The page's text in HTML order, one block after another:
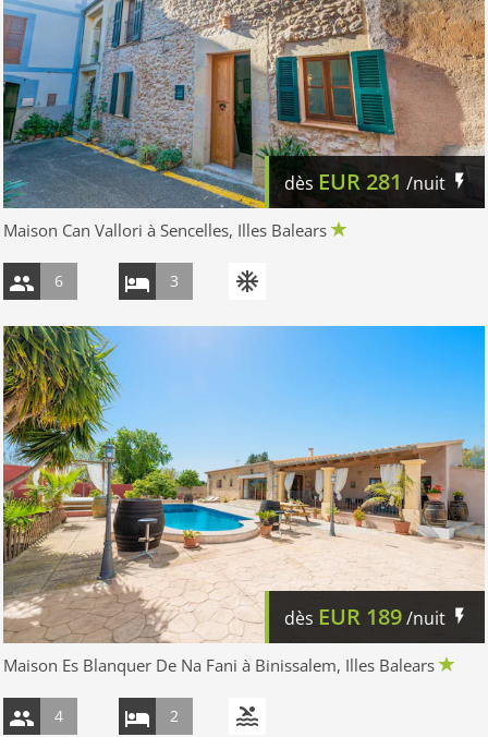
dès EUR 281 /nuit
Maison Can Vallori à Sencelles, Illes Balears
6 3
dès EUR 189/nuit
Maison Es Blanquer De Na Fani à Binissalem, Illes Balears
4 2